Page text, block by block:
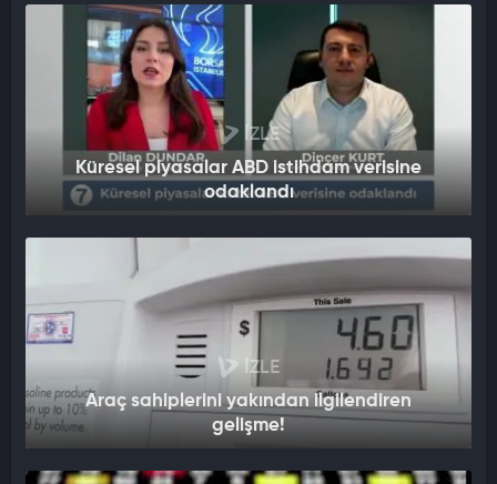
İZLE
Küresel piyasalar ABD istihdam verisine
odaklandı
İZLE
Araç sahiplerini yakından ilgilendiren
gelişme!